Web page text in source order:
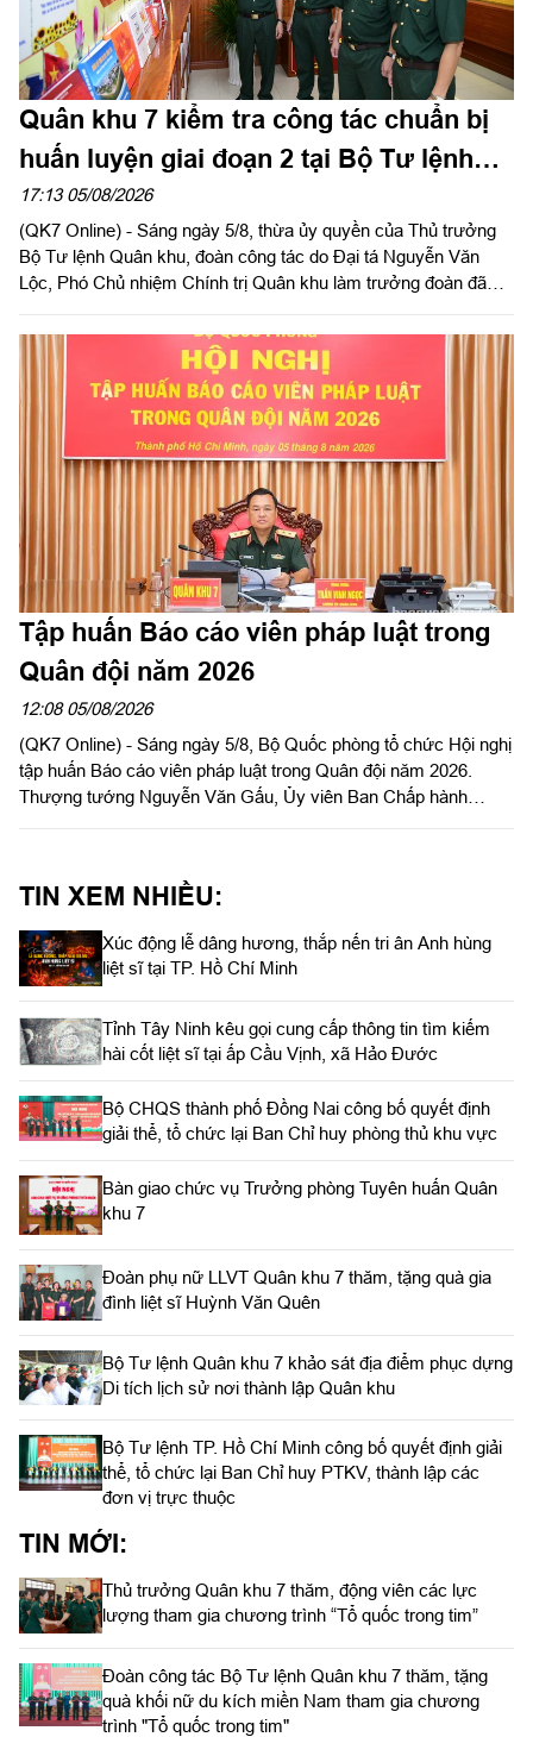
Quân khu 7 kiểm tra công tác chuẩn bị
huấn luyện giai đoạn 2 tại Bộ Tư lệnh
Thành phố Hồ Chí Minh
17:13 05/08/2026
(QK7 Online) - Sáng ngày 5/8, thừa ủy quyền của Thủ trưởng
Bộ Tư lệnh Quân khu, đoàn công tác do Đại tá Nguyễn Văn
Lộc, Phó Chủ nhiệm Chính trị Quân khu làm trưởng đoàn đã
năm 2026 tại Trung đoàn Minh Đạm và Ban Chỉ huy Quân sự
(CHQS) phường Tam Long (Bộ Tư lệnh TP Hồ Chí Minh).
Tập huấn Báo cáo viên pháp luật trong
Quân đội năm 2026
12:08 05/08/2026
(QK7 Online) - Sáng ngày 5/8, Bộ Quốc phòng tổ chức Hội nghị
tập huấn Báo cáo viên pháp luật trong Quân đội năm 2026.
Thượng tướng Nguyễn Văn Gấu, Ủy viên Ban Chấp hành
hình thức trực tiếp kết hợp với trực tuyến tại 122 điểm cầu
trong toàn quân.
TIN XEM NHIỀU:
Xúc động lễ dâng hương, thắp nến tri ân Anh hùng
liệt sĩ tại TP. Hồ Chí Minh
Tỉnh Tây Ninh kêu gọi cung cấp thông tin tìm kiếm
hài cốt liệt sĩ tại ấp Cầu Vịnh, xã Hảo Đước
Bộ CHQS thành phố Đồng Nai công bố quyết định
giải thể, tổ chức lại Ban Chỉ huy phòng thủ khu vực
Bàn giao chức vụ Trưởng phòng Tuyên huấn Quân
khu 7
Đoàn phụ nữ LLVT Quân khu 7 thăm, tặng quà gia
đình liệt sĩ Huỳnh Văn Quên
Bộ Tư lệnh Quân khu 7 khảo sát địa điểm phục dựng
Di tích lịch sử nơi thành lập Quân khu
Bộ Tư lệnh TP. Hồ Chí Minh công bố quyết định giải
thể, tổ chức lại Ban Chỉ huy PTKV, thành lập các
đơn vị trực thuộc
TIN MỚI:
Thủ trưởng Quân khu 7 thăm, động viên các lực
lượng tham gia chương trình “Tổ quốc trong tim”
Đoàn công tác Bộ Tư lệnh Quân khu 7 thăm, tặng
quà khối nữ du kích miền Nam tham gia chương
trình "Tổ quốc trong tim"